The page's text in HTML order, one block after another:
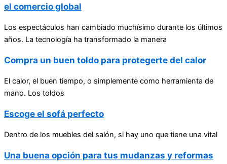
el comercio global
Los espectáculos han cambiado muchísimo durante los últimos
años. La tecnología ha transformado la manera
Compra un buen toldo para protegerte del calor
El calor, el buen tiempo, o simplemente como herramienta de
mano. Los toldos
Escoge el sofá perfecto
Dentro de los muebles del salón, si hay uno que tiene una vital
Una buena opción para tus mudanzas y reformas